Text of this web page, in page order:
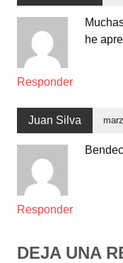
he
Responder
Juan Silva
Responder
DEJA UNA